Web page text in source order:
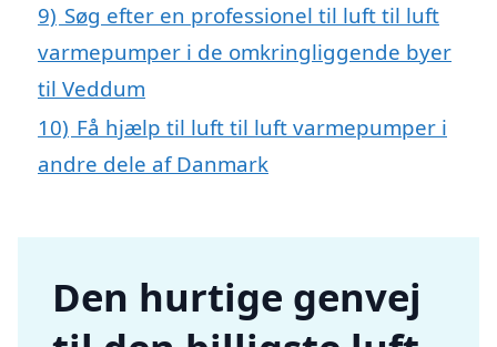
9) Søg efter en professionel til luft til luft
varmepumper i de omkringliggende byer
til Veddum
10) Få hjælp til luft til luft varmepumper i
andre dele af Danmark
Den hurtige genvej